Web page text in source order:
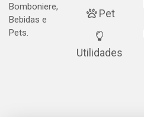
Bomboniere,
Bebidas e
Pets.
Pet
Utilidades